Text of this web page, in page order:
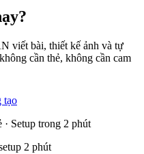
viết bài, thiết kế ảnh và tự
cần thẻ, không cần cam
tạo
Setup trong 2 phút
2 phút